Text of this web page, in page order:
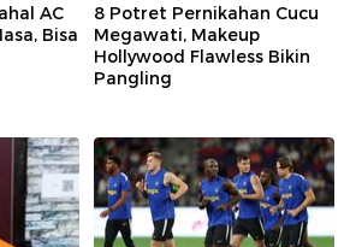
AC
Bisa
8 Potret Pernikahan Cucu
Megawati, Makeup
Hollywood Flawless Bikin
Pangling